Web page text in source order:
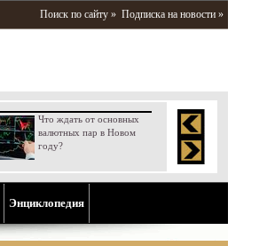
Поиск по сайту » Подписка на новости »
Что ждать от основных
валютных пар в Новом
году?
Энциклопедия